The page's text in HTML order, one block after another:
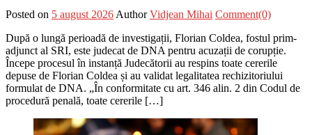
Posted on 5 august 2026 Author Vidjean Mihai Comment(0)
După o lungă perioadă de investigații, Florian Coldea, fostul prim-
adjunct al SRI, este judecat de DNA pentru acuzații de corupție.
Începe procesul în instanță Judecătorii au respins toate cererile
depuse de Florian Coldea și au validat legalitatea rechizitoriului
formulat de DNA. „În conformitate cu art. 346 alin. 2 din Codul de
procedură penală, toate cererile […]